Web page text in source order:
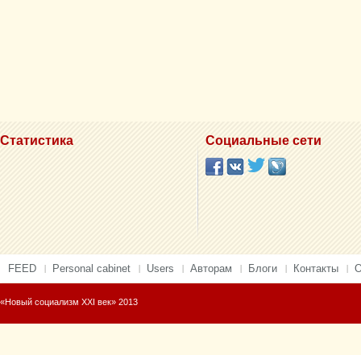
Статистика Социальные сети
FEED Personal cabinet Users Авторам Блоги Контакты
«Новый социализм XXI век» 2013